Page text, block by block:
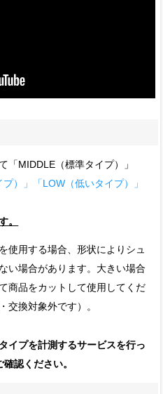
「MIDDLE（標準タイプ）」
）」
「LOW（低いタイプ）」
。
使用する場合、形状によりシュ
い場合があります。大きい場合
商品をカットして使用してくだ
交換対象外です）。
イプを計測するサービスを行っ
確認ください。